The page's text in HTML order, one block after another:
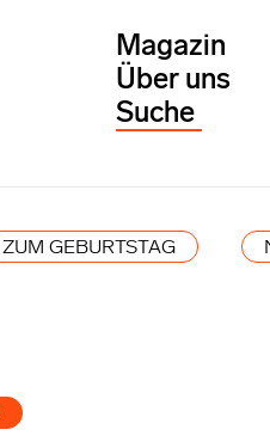
Magazin
Über uns
ZUM GEBURTSTAG